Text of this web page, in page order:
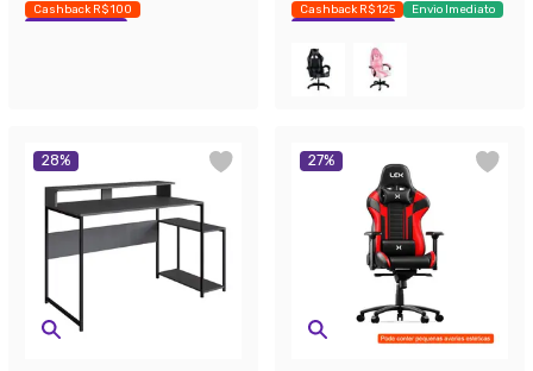
Cashback R$ 100
Economize 23%
Cashback R$ 125
Envio Imediato
Economize 44%
28% 27%